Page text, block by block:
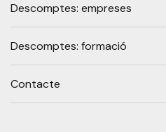
Descomptes: empreses
Descomptes: formació
Contacte